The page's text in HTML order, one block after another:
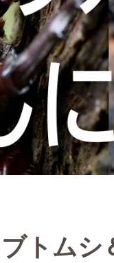
トム